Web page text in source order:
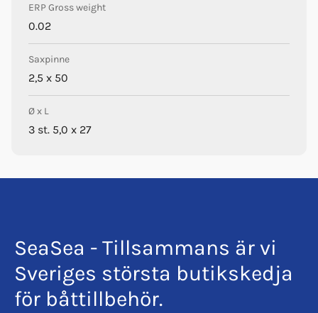
HONDA:
85003: 100 hk. 4-Takt.
MARINER:
85003: 15-25 hk.
ERP Gross weight
0.02
Saxpinne
2,5 x 50
Ø x L
3 st. 5,0 x 27
SeaSea - Tillsammans är vi
Sveriges största butikskedja
för båttillbehör.